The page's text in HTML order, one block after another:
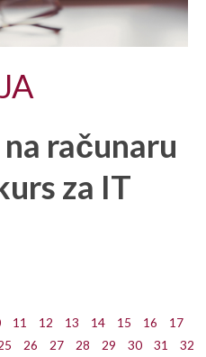
računaru
za IT
11 12 13 14 15 16
17
26 27 28 29 30 31 32